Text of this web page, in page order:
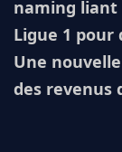
naming liant
Ligue 1 pour
Une
des revenus